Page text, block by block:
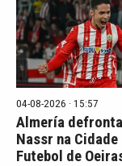
04-08-2026 · 15:57
Almería defronta
Nassr na Cidade
Futebol de